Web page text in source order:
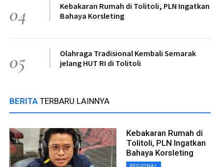
04
Kebakaran Rumah di Tolitoli, PLN Ingatkan
Bahaya Korsleting
05
Olahraga Tradisional Kembali Semarak
jelang HUT RI di Tolitoli
BERITA TERBARU LAINNYA
Kebakaran Rumah di
Tolitoli, PLN Ingatkan
Bahaya Korsleting